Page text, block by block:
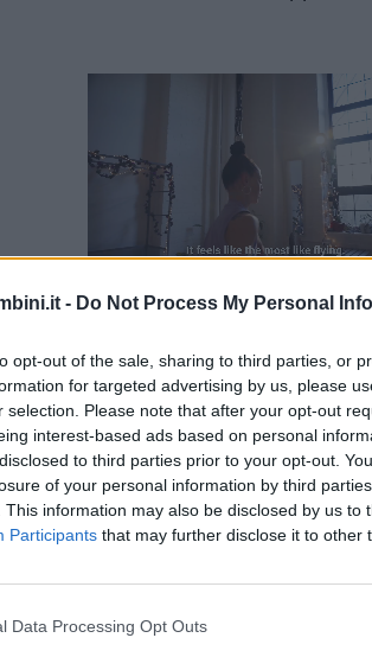
- Do Not Process My Personal
opt-out of the sale, sharing to third parties, or
for targeted advertising by us, please
selection. Please note that after your opt-out
interest-based ads based on personal
to third parties prior to your opt-out.
of your personal information by third
This information may also be disclosed by us to
Participants that may further disclose it to other
Data Processing Opt Outs
Unmute
Loaded:
i bambini a vestirsi e svestirsi in
avrete insegnato loro
e pulito il proprio spazio è
culture, ad esempio quella
delle lezioni. Noi dovremo
delle attività preferite dai bambini;
Ai più piccoli possiamo far